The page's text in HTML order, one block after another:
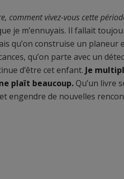
comment vivez-vous cette
je m’ennuyais. Il fallait
qu’on construise un planeur
qu’on parte avec un
d’être cet enfant. Je
plaît beaucoup.Qu’un livre
engendre de nouvelles